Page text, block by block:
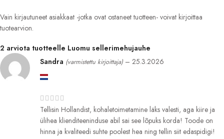
2 arviota tuotteelle Luomu sellerimehujauhe
Sandra (varmistettu kirjoittaja) – 25.3.2026
Tellisin Hollandist, kohaletoimetamine läks valesti, aga kiire ja
ülihea klienditeeninduse abil sai see lõpuks korda! Toode on
hinna ja kvaliteedi suhte poolest hea ning tellin siit edaspidigi!
Vain kirjautuneet asiakkaat -jotka ovat ostaneet tuotteen- voivat kirjoittaa
tuotearvion.